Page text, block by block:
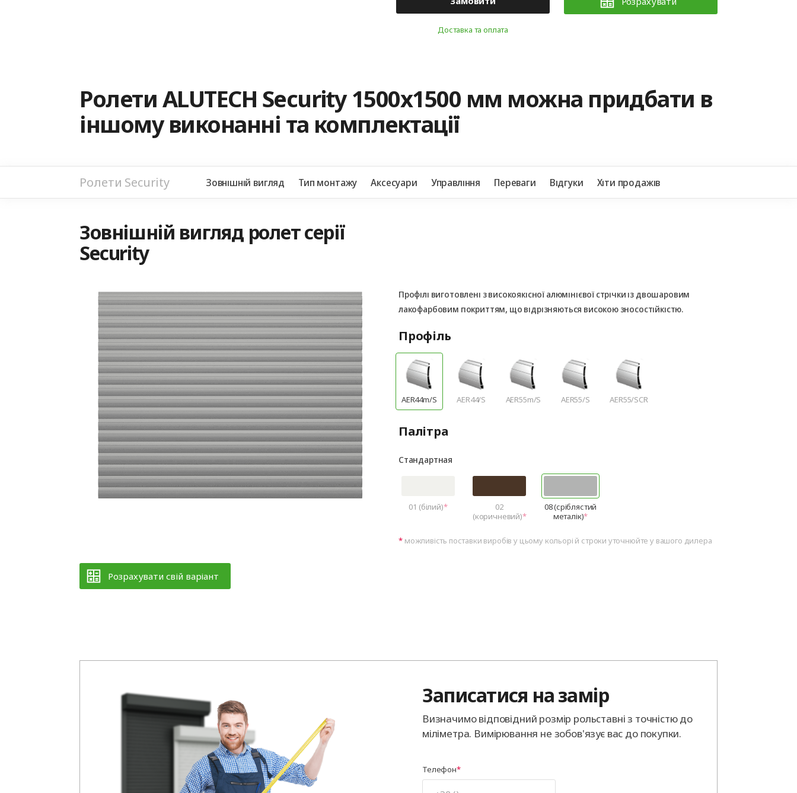
Доставка та оплата
Ролети ALUTECH Security 1500x1500 мм можна придбати в
іншому виконанні та комплектації
Ролети Security Зовнішній вигляд Тип монтажу Аксесуари Управління Переваги Відгуки Хіти продажів
Зовнішній вигляд ролет серії
Security
Профілі виготовлені з високоякісної алюмінієвої стрічки із двошаровим
лакофарбовим покриттям, що відрізняються високою зносостійкістю.
Профіль
AER44m/S AER44/S AER55m/S AER55/S AER55/SCR
Палітра
Стандартная
01 (білий)
02
(коричневий)
08 (сріблястий
металік)
можливість поставки виробів у цьому кольорі й строки уточнюйте у вашого дилера
Розрахувати свій варіант
Записатися на замір
Визначимо відповідний розмір рольставні з точністю до
міліметра. Вимірювання не зобов'язує вас до покупки.
Телефон